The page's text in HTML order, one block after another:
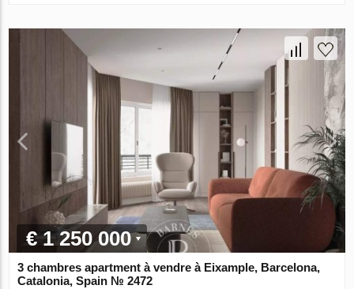
€ 1 250 000
3 chambres apartment à vendre à Eixample, Barcelona,
Catalonia, Spain № 2472